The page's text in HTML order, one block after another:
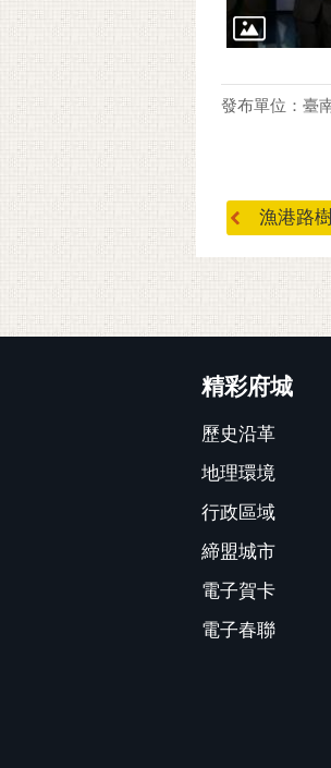
發布單位：臺
漁港路
精彩府城
歷史沿革
地理環境
行政區域
締盟城市
電子賀卡
電子春聯